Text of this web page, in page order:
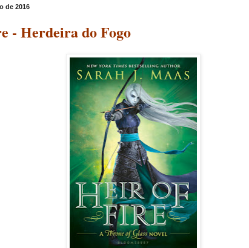
de 2016
- Herdeira do Fogo